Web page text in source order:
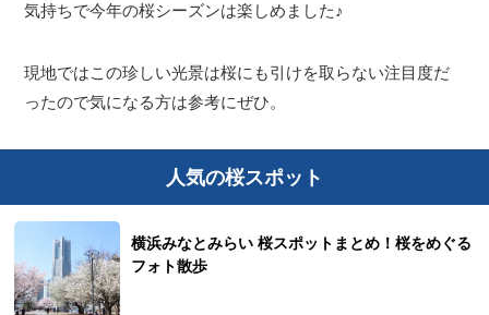
気持ちで今年の桜シーズンは楽しめました♪
現地ではこの珍しい光景は桜にも引けを取らない注目度だ
ったので気になる方は参考にぜひ。
人気の桜スポット
横浜みなとみらい 桜スポットまとめ！桜をめぐる
フォト散歩